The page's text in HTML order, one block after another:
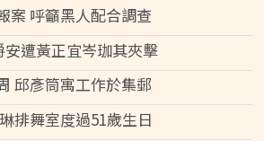
案 呼籲黑人配合調查
遭黃正宜岑珈其夾擊
邱彥筒寓工作於集郵
排舞室度過51歲生日